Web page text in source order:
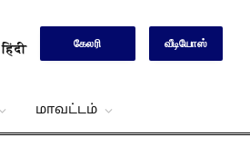
हिंदी கேலரி வீடியோஸ்
மாவட்டம்